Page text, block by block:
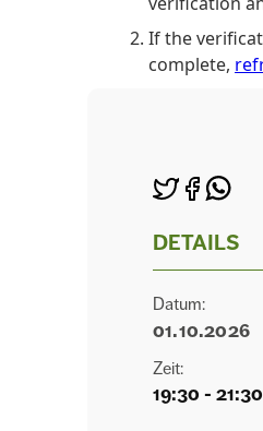
DETAILS
Datum:
01.10.2026
Zeit:
19:30 - 21:30